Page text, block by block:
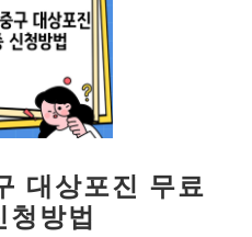
대상포진 무료
방법